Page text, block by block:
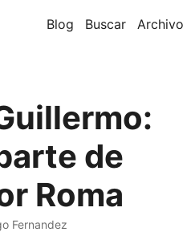
Blog Buscar Archivo
de
Roma
Fernandez